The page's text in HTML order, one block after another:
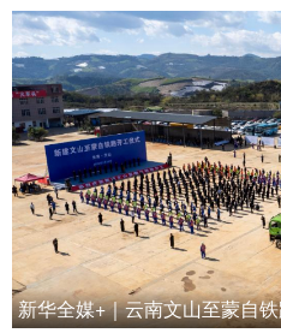
新华全媒+｜云南文山至蒙自